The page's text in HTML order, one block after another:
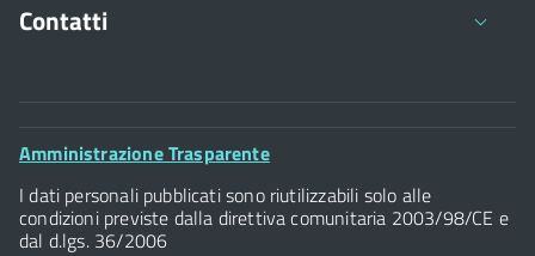
Contatti
Comune di Firenze
Palazzo Vecchio
Piazza della Signoria - 50122, Firenze
P.IVA 01307110484
Footer
Amministrazione Trasparente
I dati personali pubblicati sono riutilizzabili solo alle
condizioni previste dalla direttiva comunitaria 2003/98/CE e
dal d.lgs. 36/2006